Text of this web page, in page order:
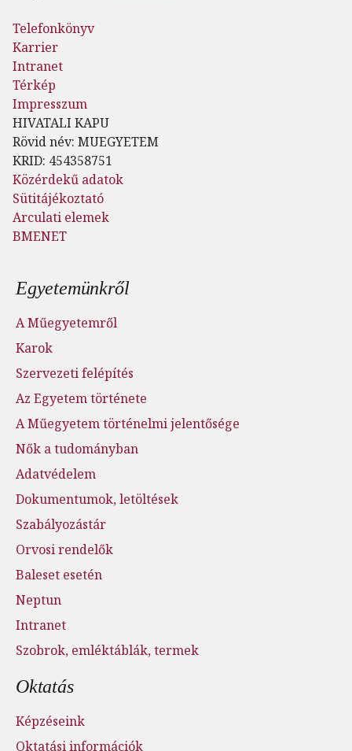
Telefonkönyv
Karrier
Intranet
Térkép
Impresszum
HIVATALI KAPU
Rövid név: MUEGYETEM
KRID: 454358751
Közérdekű adatok
Sütitájékoztató
Arculati elemek
BMENET
Lábléc menü
Egyetemünkről
A Műegyetemről
Karok
Szervezeti felépítés
Az Egyetem története
A Műegyetem történelmi jelentősége
Nők a tudományban
Adatvédelem
Dokumentumok, letöltések
Szabályozástár
Orvosi rendelők
Baleset esetén
Neptun
Intranet
Szobrok, emléktáblák, termek
Oktatás
Képzéseink
Oktatási információk